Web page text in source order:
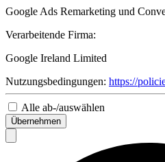
Google Ads Remarketing und
Verarbeitende Firma:
Google Ireland Limited
Nutzungsbedingungen: https://
Alle ab-/auswählen
Übernehmen